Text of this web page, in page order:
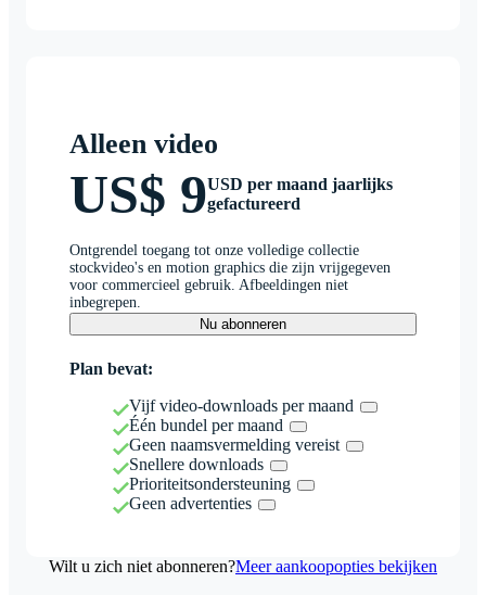
Alleen video
US$ 9USD per maand jaarlijks
gefactureerd
Ontgrendel toegang tot onze volledige collectie
stockvideo's en motion graphics die zijn vrijgegeven
voor commercieel gebruik. Afbeeldingen niet
inbegrepen.
Nu abonneren
Plan bevat:
Vijf video-downloads per maand
Één bundel per maand
Geen naamsvermelding vereist
Snellere downloads
Prioriteitsondersteuning
Geen advertenties
Wilt u zich niet abonneren?Meer aankoopopties bekijken